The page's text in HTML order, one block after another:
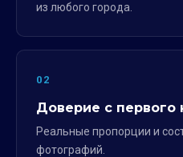
из любого города.
02
Доверие с первого
Реальные пропорции и
фотографий.